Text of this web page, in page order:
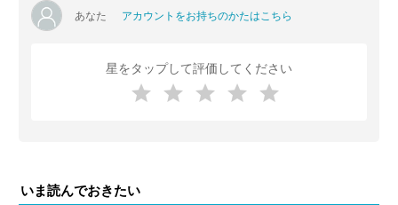
あなた アカウントをお持ちのかたはこちら
星をタップして評価してください
いま読んでおきたい